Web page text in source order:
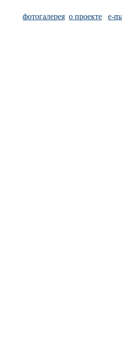
фотогалерея о проекте e-